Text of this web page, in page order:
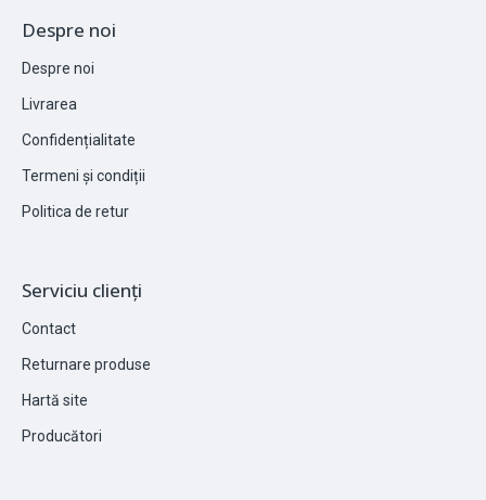
Despre noi
Despre noi
Livrarea
Confidențialitate
Termeni și condiții
Politica de retur
Serviciu clienți
Contact
Returnare produse
Hartă site
Producători